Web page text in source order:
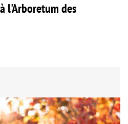
à l'Arboretum des